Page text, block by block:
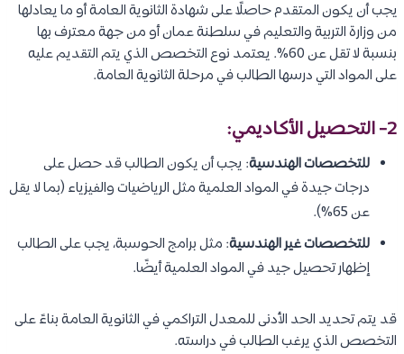
يجب أن يكون المتقدم حاصلًا على شهادة الثانوية العامة أو ما يعادلها
من وزارة التربية والتعليم في سلطنة عمان أو من جهة معترف بها
بنسبة لا تقل عن 60%. يعتمد نوع التخصص الذي يتم التقديم عليه
على المواد التي درسها الطالب في مرحلة الثانوية العامة.
2- التحصيل الأكاديمي:
للتخصصات الهندسية: يجب أن يكون الطالب قد حصل على
درجات جيدة في المواد العلمية مثل الرياضيات والفيزياء (بما لا يقل
عن 65%).
للتخصصات غير الهندسية: مثل برامج الحوسبة، يجب على الطالب
إظهار تحصيل جيد في المواد العلمية أيضًا.
قد يتم تحديد الحد الأدنى للمعدل التراكمي في الثانوية العامة بناءً على
التخصص الذي يرغب الطالب في دراسته.